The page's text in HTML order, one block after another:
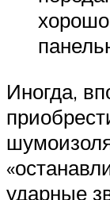
Иногда,
ударные